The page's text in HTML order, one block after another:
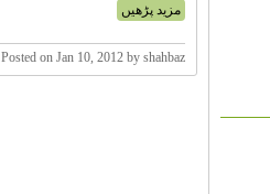
مزید پڑھیں
Posted on Jan 10, 2012 by shahbaz